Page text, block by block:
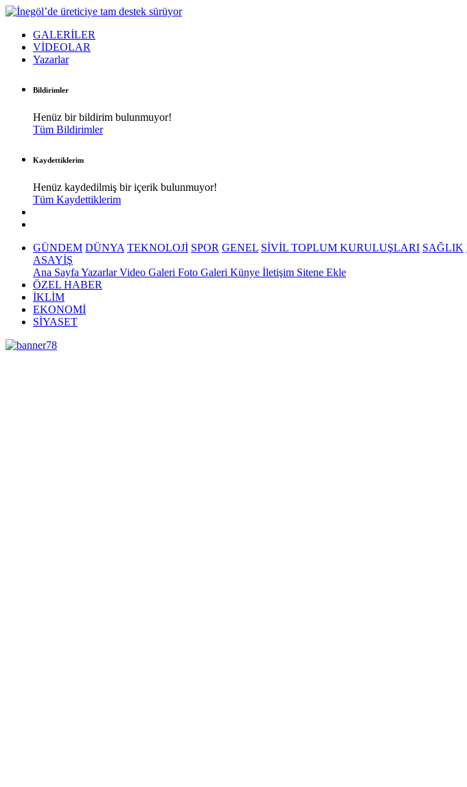
GALERİLER
VİDEOLAR
Yazarlar
Bildirimler
Henüz bir bildirim bulunmuyor!
Tüm Bildirimler
Kaydettiklerim
Henüz kaydedilmiş bir içerik bulunmuyor!
Tüm Kaydettiklerim
GÜNDEM DÜNYA TEKNOLOJİ SPOR GENEL SİVİL TOPLUM KURULUŞLARI SAĞLIK
ASAYİŞ
Ana Sayfa YazarlarVideo Galeri Foto Galeri Künye İletişim Sitene Ekle
ÖZEL HABER
İKLİM
EKONOMİ
SİYASET